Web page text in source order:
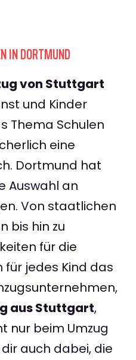
IN DORTMUND
von Stuttgart
und Kinder
Thema Schulen
eine
Dortmund hat
Auswahl an
Von staatlichen
bis hin zu
für die
für jedes Kind das
aus Stuttgart,
nur beim Umzug
auch dabei, die